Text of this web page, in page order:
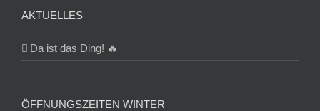
AKTUELLES
Da ist das Ding! 🔥
ÖFFNUNGSZEITEN WINTER